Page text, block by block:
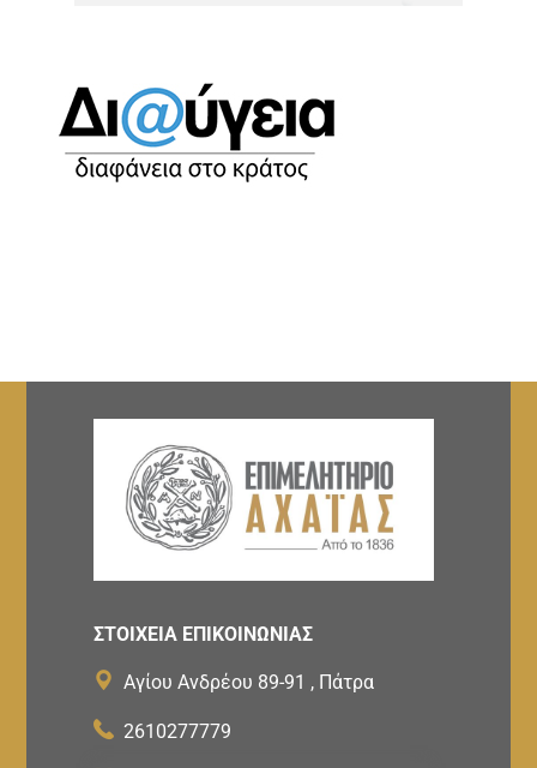
ΣΤΟΙΧΕΙΑ ΕΠΙΚΟΙΝΩΝΙΑΣ
Αγίου Ανδρέου 89-91 , Πάτρα
2610277779